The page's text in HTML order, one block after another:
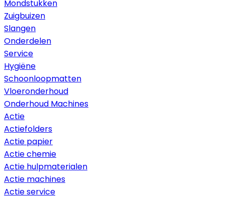
Mondstukken
Zuigbuizen
Slangen
Onderdelen
Service
Hygiëne
Schoonloopmatten
Vloeronderhoud
Onderhoud Machines
Actie
Actiefolders
Actie papier
Actie chemie
Actie hulpmaterialen
Actie machines
Actie service